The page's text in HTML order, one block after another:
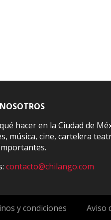
hacer en la Ciudad de
música, cine, cartelera
contacto@chilango.com
y condiciones Aviso